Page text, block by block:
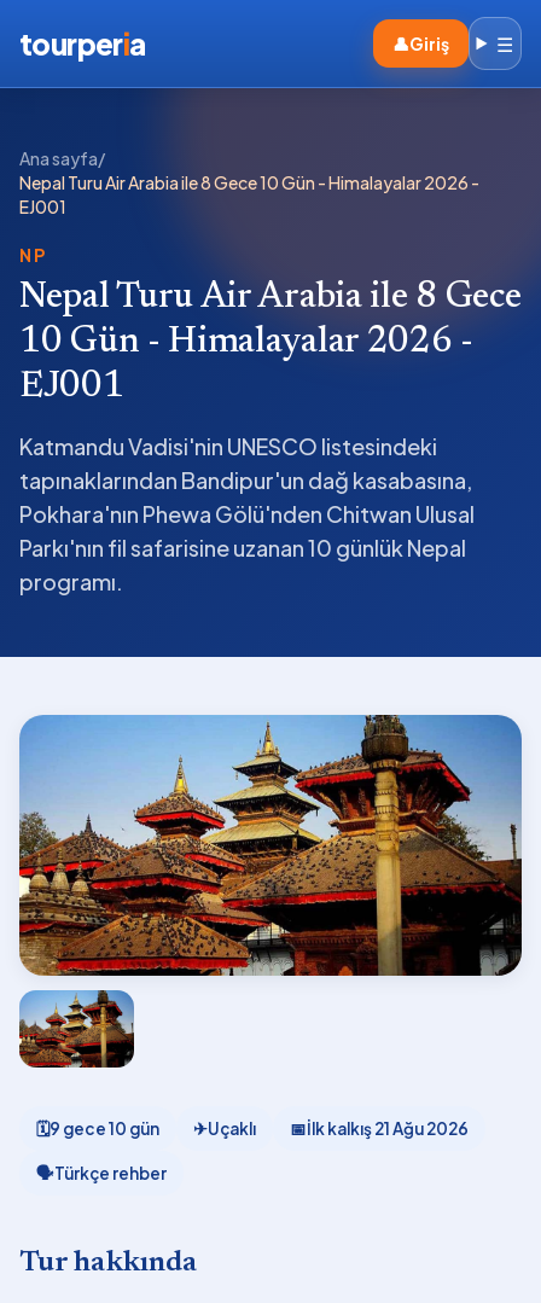
tourperia 👤Giriş ☰
Ana sayfa/
Nepal Turu Air Arabia ile 8 Gece 10 Gün - Himalayalar 2026 -
EJ001
NP
Nepal Turu Air Arabia ile 8 Gece
10 Gün - Himalayalar 2026 -
EJ001
Katmandu Vadisi'nin UNESCO listesindeki
tapınaklarından Bandipur'un dağ kasabasına,
Pokhara'nın Phewa Gölü'nden Chitwan Ulusal
Parkı'nın fil safarisine uzanan 10 günlük Nepal
programı.
🗓9 gece 10 gün ✈Uçaklı 📅İlk kalkış21 Ağu 2026
🗣Türkçe rehber
Tur hakkında